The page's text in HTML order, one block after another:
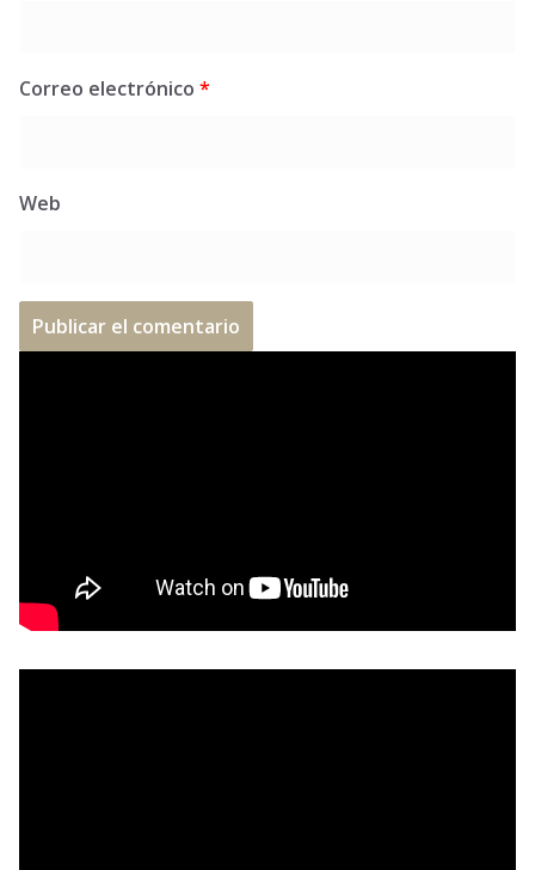
Correo electrónico *
Web